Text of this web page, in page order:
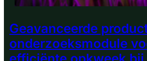
Geavanceerde
onderzoeksmodule